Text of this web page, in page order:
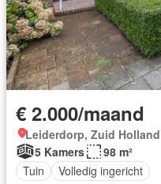
€ 2.000/maand
Leiderdorp, Zuid Holland
5 Kamers
98 m²
Tuin
Volledig ingericht